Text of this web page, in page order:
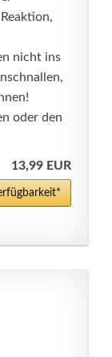
nicht ins
oder den
13,99 EUR